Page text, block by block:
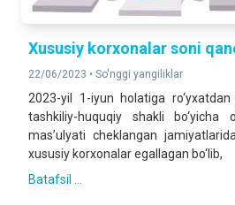
Xususiy korxonalar soni
22/06/2023 • So'nggi yangiliklar
2023-yil 1-iyun holatiga
tashkiliy-huquqiy shakli bo‘yicha
mas’ulyati cheklangan
xususiy korxonalar egallagan bo‘lib,
Batafsil ...